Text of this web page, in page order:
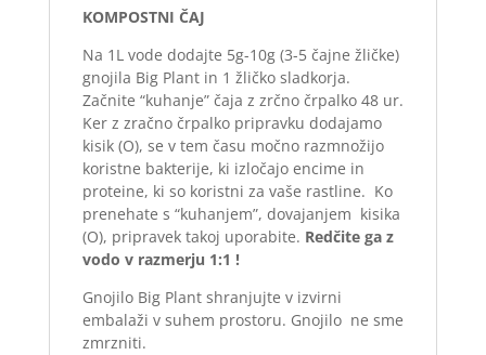
KOMPOSTNI ČAJ
Na 1L vode dodajte 5g-10g (3-5 čajne žličke)
gnojila Big Plant in 1 žličko sladkorja.
Začnite “kuhanje” čaja z zrčno črpalko 48 ur.
Ker z zračno črpalko pripravku dodajamo
kisik (O), se v tem času močno razmnožijo
koristne bakterije, ki izločajo encime in
proteine, ki so koristni za vaše rastline. Ko
prenehate s “kuhanjem”, dovajanjem kisika
(O), pripravek takoj uporabite. Redčite ga z
vodo v razmerju 1:1 !
Gnojilo Big Plant shranjujte v izvirni
embalaži v suhem prostoru. Gnojilo ne sme
zmrzniti.